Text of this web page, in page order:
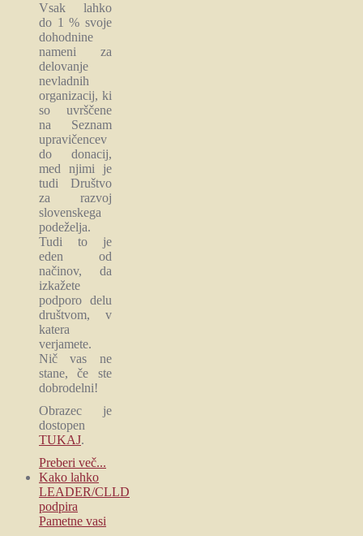
Vsak lahko
do 1 % svoje
dohodnine
nameni za
delovanje
nevladnih
organizacij, ki
so uvrščene
na Seznam
upravičencev
do donacij,
med njimi je
tudi Društvo
za razvoj
slovenskega
podeželja.
Tudi to je
eden od
načinov, da
izkažete
podporo delu
društvom, v
katera
verjamete.
Nič vas ne
stane, če ste
dobrodelni!
Obrazec je
dostopen
TUKAJ.
Preberi več...
Kako lahko
LEADER/CLLD
podpira
Pametne vasi